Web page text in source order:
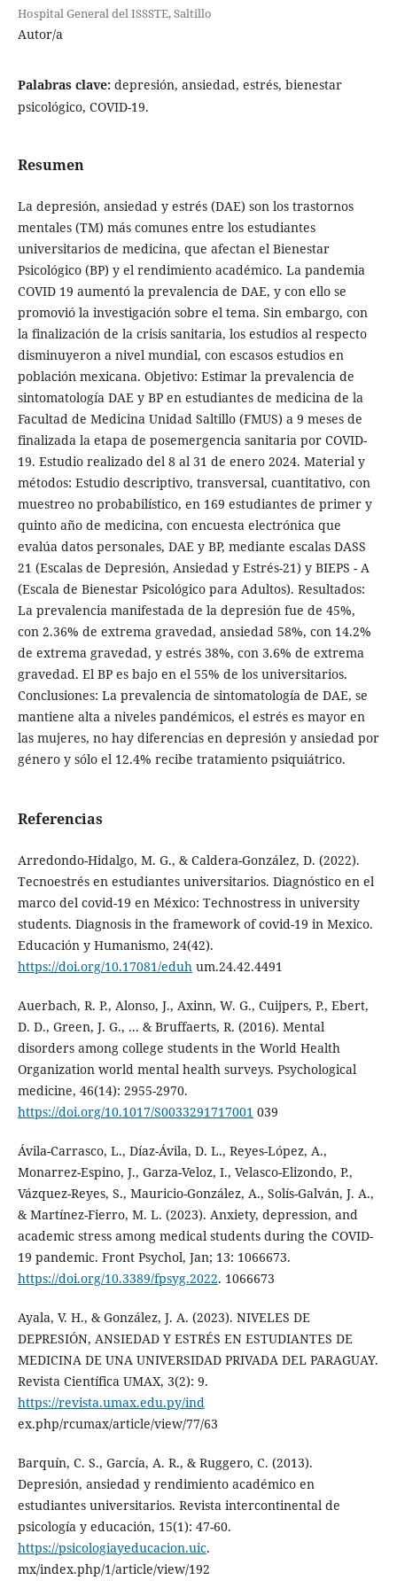
Hospital General del ISSSTE, Saltillo
Autor/a
Palabras clave: depresión, ansiedad, estrés, bienestar
psicológico, COVID-19.
Resumen
La depresión, ansiedad y estrés (DAE) son los trastornos
mentales (TM) más comunes entre los estudiantes
universitarios de medicina, que afectan el Bienestar
Psicológico (BP) y el rendimiento académico. La pandemia
COVID 19 aumentó la prevalencia de DAE, y con ello se
promovió la investigación sobre el tema. Sin embargo, con
la finalización de la crisis sanitaria, los estudios al respecto
disminuyeron a nivel mundial, con escasos estudios en
población mexicana. Objetivo: Estimar la prevalencia de
sintomatología DAE y BP en estudiantes de medicina de la
Facultad de Medicina Unidad Saltillo (FMUS) a 9 meses de
finalizada la etapa de posemergencia sanitaria por COVID-
19. Estudio realizado del 8 al 31 de enero 2024. Material y
métodos: Estudio descriptivo, transversal, cuantitativo, con
muestreo no probabilístico, en 169 estudiantes de primer y
quinto año de medicina, con encuesta electrónica que
evalúa datos personales, DAE y BP, mediante escalas DASS
21 (Escalas de Depresión, Ansiedad y Estrés-21) y BIEPS - A
(Escala de Bienestar Psicológico para Adultos). Resultados:
La prevalencia manifestada de la depresión fue de 45%,
con 2.36% de extrema gravedad, ansiedad 58%, con 14.2%
de extrema gravedad, y estrés 38%, con 3.6% de extrema
gravedad. El BP es bajo en el 55% de los universitarios.
Conclusiones: La prevalencia de sintomatología de DAE, se
mantiene alta a niveles pandémicos, el estrés es mayor en
las mujeres, no hay diferencias en depresión y ansiedad por
género y sólo el 12.4% recibe tratamiento psiquiátrico.
Referencias
Arredondo-Hidalgo, M. G., & Caldera-González, D. (2022).
Tecnoestrés en estudiantes universitarios. Diagnóstico en el
marco del covid-19 en México: Technostress in university
students. Diagnosis in the framework of covid-19 in Mexico.
Educación y Humanismo, 24(42).
https://doi.org/10.17081/eduhum.24.42.4491
Auerbach, R. P., Alonso, J., Axinn, W. G., Cuijpers, P., Ebert,
D. D., Green, J. G., ... & Bruffaerts, R. (2016). Mental
disorders among college students in the World Health
Organization world mental health surveys. Psychological
medicine, 46(14): 2955-2970.
https://doi.org/10.1017/S0033291717001 039
Ávila-Carrasco, L., Díaz-Ávila, D. L., Reyes-López, A.,
Monarrez-Espino, J., Garza-Veloz, I., Velasco-Elizondo, P.,
Vázquez-Reyes, S., Mauricio-González, A., Solís-Galván, J. A.,
& Martínez-Fierro, M. L. (2023). Anxiety, depression, and
academic stress among medical students during the COVID-
19 pandemic. Front Psychol, Jan; 13: 1066673.
https://doi.org/10.3389/fpsyg.2022. 1066673
Ayala, V. H., & González, J. A. (2023). NIVELES DE
DEPRESIÓN, ANSIEDAD Y ESTRÉS EN ESTUDIANTES DE
MEDICINA DE UNA UNIVERSIDAD PRIVADA DEL PARAGUAY.
Revista Científica UMAX, 3(2): 9.
https://revista.umax.edu.py/ind
ex.php/rcumax/article/view/77/63
Barquín, C. S., García, A. R., & Ruggero, C. (2013).
Depresión, ansiedad y rendimiento académico en
estudiantes universitarios. Revista intercontinental de
psicología y educación, 15(1): 47-60.
https://psicologiayeducacion.uic.
mx/index.php/1/article/view/192